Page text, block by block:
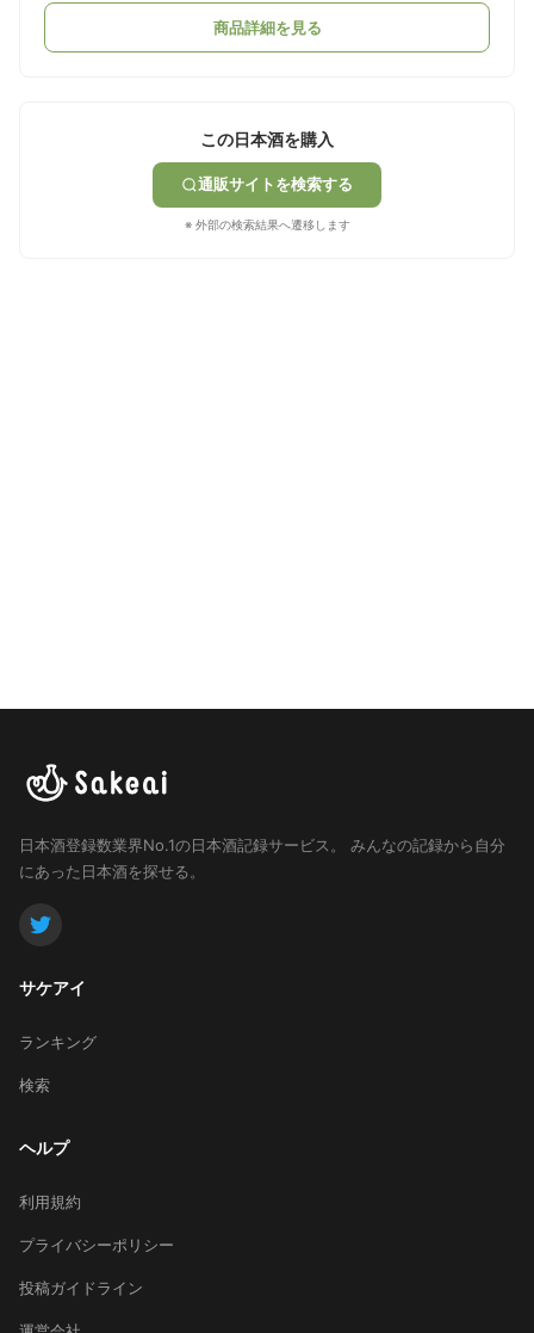
商品詳細を見る
この日本酒を購入
通販サイトを検索する
※ 外部の検索結果へ遷移します
日本酒登録数業界No.1の日本酒記録サービス。
みんなの記録から自分
にあった日本酒を探せる。
サケアイ
ランキング
検索
ヘルプ
利用規約
プライバシーポリシー
投稿ガイドライン